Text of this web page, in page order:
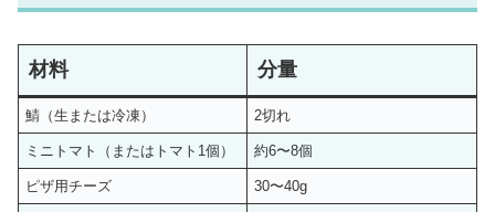
材料 分量
鯖（生または冷凍） 2切れ
ミニトマト（またはトマト1個） 約6〜8個
ピザ用チーズ 30〜40g